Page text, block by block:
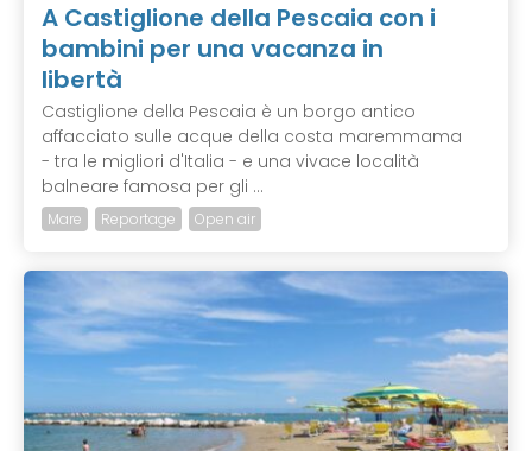
A Castiglione della Pescaia con i
bambini per una vacanza in
libertà
Castiglione della Pescaia è un borgo antico
affacciato sulle acque della costa maremmama
- tra le migliori d'Italia - e una vivace località
balneare famosa per gli ...
Mare Reportage Open air